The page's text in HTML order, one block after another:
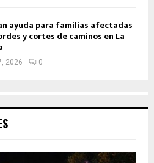
ayuda para familias afectadas
y cortes de caminos en La
2026 0